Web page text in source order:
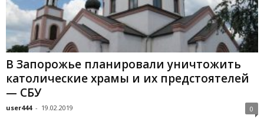
В Запорожье планировали уничтожить
католические храмы и их предстоятелей
— СБУ
user444 - 19.02.2019 0